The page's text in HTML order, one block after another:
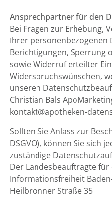
Ansprechpartner für den
Bei Fragen zur Erhebung,
Ihrer personenbezogenen
Berichtigungen, Sperrung
sowie Widerruf erteilter
Widerspruchswünschen,
unseren
Christian Bals
kontakt@apotheken-
Sollten Sie Anlass zur
DSGVO), können Sie sich
zuständige
Der Landesbeauftragte
Informationsfreiheit
Heilbronner Straße 35